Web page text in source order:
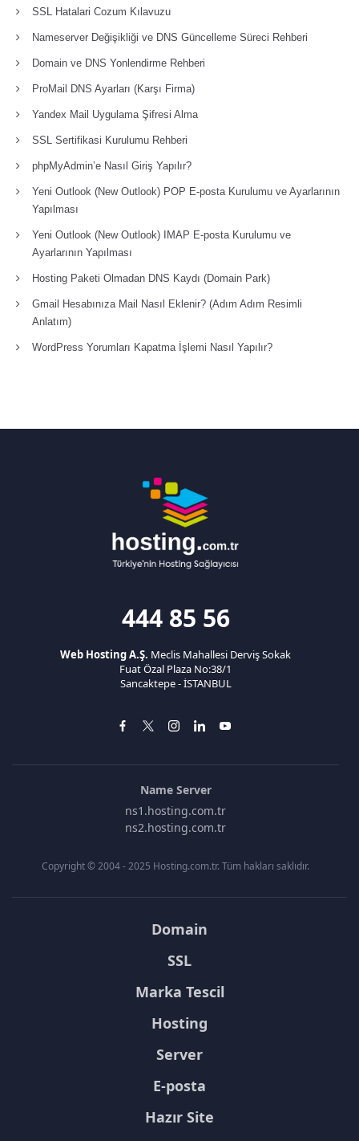
SSL Hatalari Cozum Kılavuzu
Nameserver Değişikliği ve DNS Güncelleme Süreci Rehberi
Domain ve DNS Yonlendirme Rehberi
ProMail DNS Ayarları (Karşı Firma)
Yandex Mail Uygulama Şifresi Alma
SSL Sertifikasi Kurulumu Rehberi
phpMyAdmin’e Nasıl Giriş Yapılır?
Yeni Outlook (New Outlook) POP E-posta Kurulumu ve Ayarlarının
Yapılması
Yeni Outlook (New Outlook) IMAP E-posta Kurulumu ve
Ayarlarının Yapılması
Hosting Paketi Olmadan DNS Kaydı (Domain Park)
Gmail Hesabınıza Mail Nasıl Eklenir? (Adım Adım Resimli
Anlatım)
WordPress Yorumları Kapatma İşlemi Nasıl Yapılır?
444 85 56
Web Hosting A.Ş. Meclis Mahallesi Derviş Sokak
Fuat Özal Plaza No:38/1
Sancaktepe - İSTANBUL
Name Server
ns1.hosting.com.tr
ns2.hosting.com.tr
Copyright © 2004 - 2025 Hosting.com.tr. Tüm hakları saklıdır.
Domain
SSL
Marka Tescil
Hosting
Server
E-posta
Hazır Site